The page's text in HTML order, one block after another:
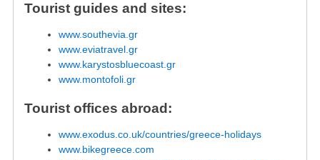
Tourist guides and sites:
www.southevia.gr
www.eviatravel.gr
www.karystosbluecoast.gr
www.montofoli.gr
Tourist offices abroad:
www.exodus.co.uk/countries/greece-holidays
www.bikegreece.com